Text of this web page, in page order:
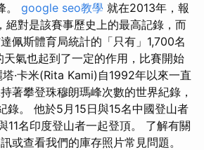
。 google seo教學 就在2013年，報
對是該賽事歷史上的最高記錄，而
佩斯體育局統計的「只有」1,700名
氣也起到了一定的作用，比賽開始
·卡米(Rita Kami)自1992年以來一直
著攀登珠穆朗瑪峰次數的世界紀錄，
錄。 他於5月15日與15名中國登山者
11名印度登山者一起登頂。 了解有關
或查看我們的庫存照片常見問題。